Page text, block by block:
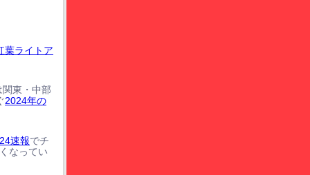
ライトア
東・中部
2024年の
速報でチ
なってい